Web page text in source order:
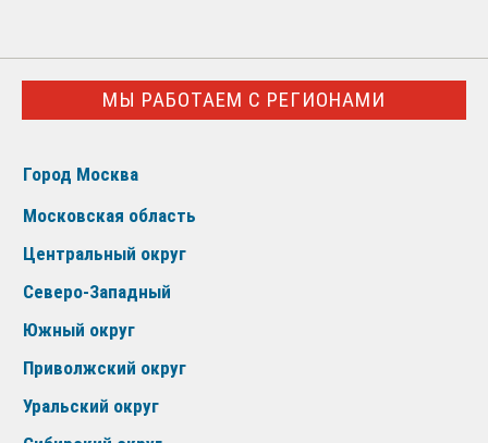
МЫ РАБОТАЕМ С РЕГИОНАМИ
Город Москва
Московская область
Центральный округ
Северо-Западный
Южный округ
Приволжский округ
Уральский округ